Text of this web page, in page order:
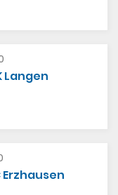
Langen
Erzhausen